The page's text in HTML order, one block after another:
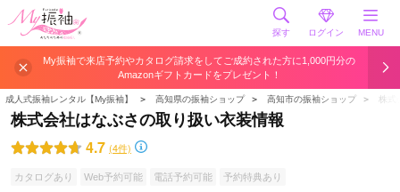
探す ログイン MENU
My振袖で来店予約やカタログ請求をしてご成約された方に1,000円分の
Amazonギフトカードをプレゼント！
成人式振袖レンタル【My振袖】 ＞ 高知県の振袖ショップ ＞ 高知市の振袖ショップ ＞ 株式
株式会社はなぶさの取り扱い衣装情報
4.7 (4件)
カタログあり Web予約可能 電話予約可能 予約特典あり